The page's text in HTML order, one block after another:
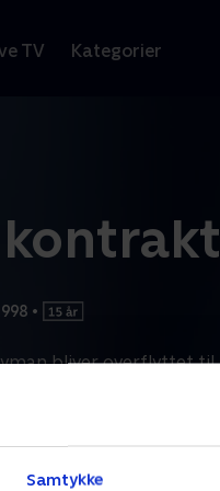
Samtykke
TV Kategorier
kontrakt
•
bliver overflyttet til
han, at en
på Mit TV 2.